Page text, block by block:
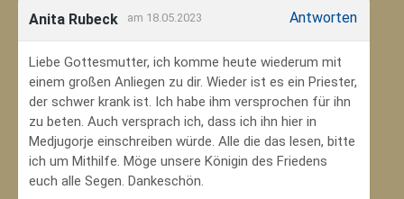
Anita Rubeck am 18.05.2023 Antworten
Liebe Gottesmutter, ich komme heute wiederum mit
einem großen Anliegen zu dir. Wieder ist es ein Priester,
der schwer krank ist. Ich habe ihm versprochen für ihn
zu beten. Auch versprach ich, dass ich ihn hier in
Medjugorje einschreiben würde. Alle die das lesen, bitte
ich um Mithilfe. Möge unsere Königin des Friedens
euch alle Segen. Dankeschön.